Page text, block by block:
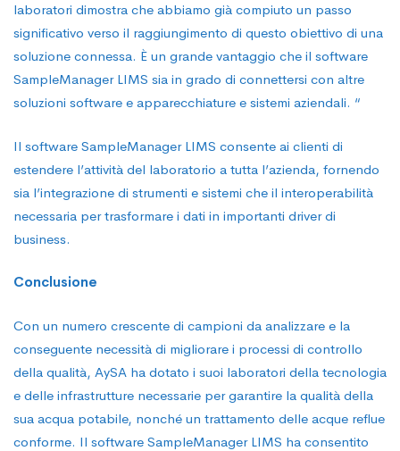
laboratori dimostra che abbiamo già compiuto un passo
significativo verso il raggiungimento di questo obiettivo di una
soluzione connessa. È un grande vantaggio che il software
SampleManager LIMS sia in grado di connettersi con altre
soluzioni software e apparecchiature e sistemi aziendali. “
Il software SampleManager LIMS consente ai clienti di
estendere l’attività del laboratorio a tutta l’azienda, fornendo
sia l’integrazione di strumenti e sistemi che il interoperabilità
necessaria per trasformare i dati in importanti driver di
business.
Conclusione
Con un numero crescente di campioni da analizzare e la
conseguente necessità di migliorare i processi di controllo
della qualità, AySA ha dotato i suoi laboratori della tecnologia
e delle infrastrutture necessarie per garantire la qualità della
sua acqua potabile, nonché un trattamento delle acque reflue
conforme. Il software SampleManager LIMS ha consentito